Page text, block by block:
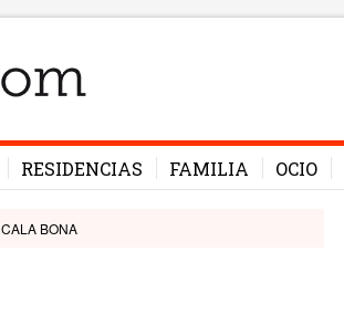
RESIDENCIAS FAMILIA OCIO
CALA BONA